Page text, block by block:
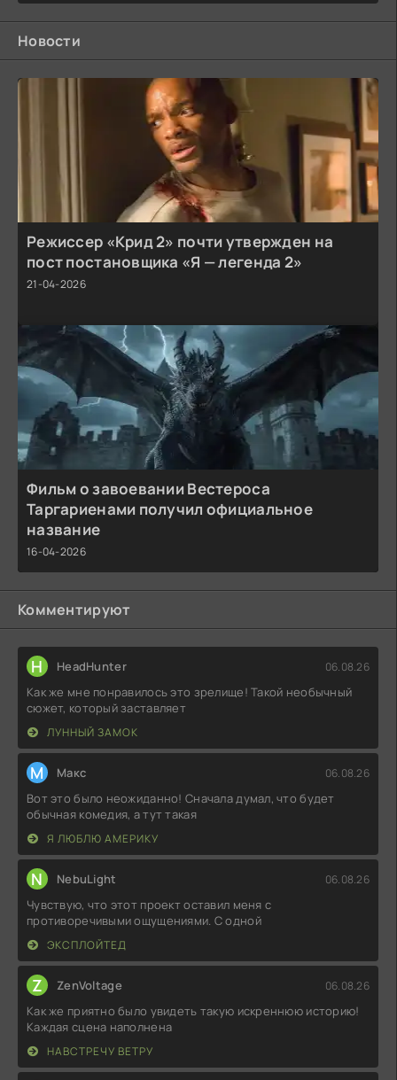
Новости
Режиссер «Крид 2» почти утвержден на
пост постановщика «Я — легенда 2»
21-04-2026
Фильм о завоевании Вестероса
Таргариенами получил официальное
название
16-04-2026
Комментируют
H HeadHunter 06.08.26
Как же мне понравилось это зрелище! Такой необычный
сюжет, который заставляет
ЛУННЫЙ ЗАМОК
М Макс 06.08.26
Вот это было неожиданно! Сначала думал, что будет
обычная комедия, а тут такая
Я ЛЮБЛЮ АМЕРИКУ
N NebuLight 06.08.26
Чувствую, что этот проект оставил меня с
противоречивыми ощущениями. С одной
ЭКСПЛОЙТЕД
Z ZenVoltage 06.08.26
Как же приятно было увидеть такую искреннюю историю!
Каждая сцена наполнена
НАВСТРЕЧУ ВЕТРУ